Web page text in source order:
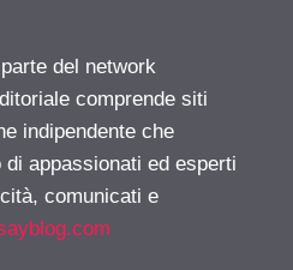
del network
comprende siti
indipendente che
appassionati ed esperti
comunicati e